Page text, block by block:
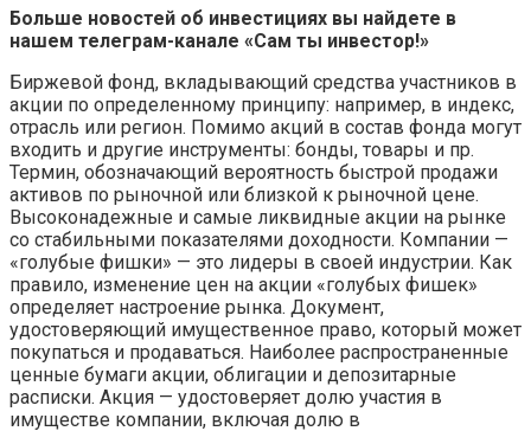
Больше новостей об инвестициях вы найдете в
нашем телеграм-канале «Сам ты инвестор!»
Биржевой фонд, вкладывающий средства участников в
акции по определенному принципу: например, в индекс,
отрасль или регион. Помимо акций в состав фонда могут
входить и другие инструменты: бонды, товары и пр.
Термин, обозначающий вероятность быстрой продажи
активов по рыночной или близкой к рыночной цене.
Высоконадежные и самые ликвидные акции на рынке
со стабильными показателями доходности. Компании —
«голубые фишки» — это лидеры в своей индустрии. Как
правило, изменение цен на акции «голубых фишек»
определяет настроение рынка. Документ,
удостоверяющий имущественное право, который может
покупаться и продаваться. Наиболее распространенные
ценные бумаги акции, облигации и депозитарные
расписки. Акция — удостоверяет долю участия в
имуществе компании, включая долю в